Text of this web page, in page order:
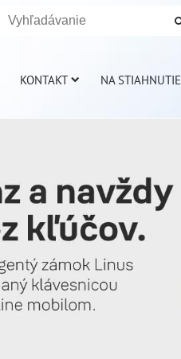
KONTAKT NA STIAHNUTIE